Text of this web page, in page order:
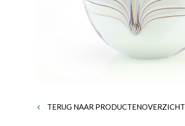
TERUG NAAR PRODUCTENOVERZICHT